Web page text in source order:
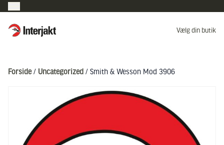
Interjakt DK Vælg din butik
Forside/ Uncategorized / Smith & Wesson Mod 3906